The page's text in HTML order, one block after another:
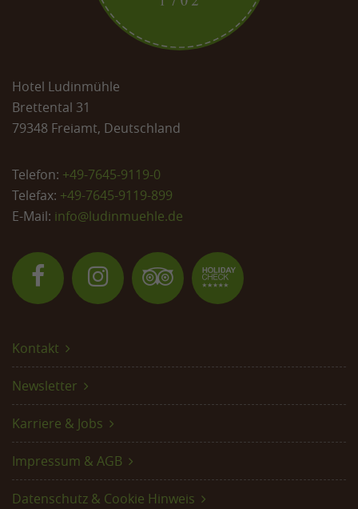
Hotel Ludinmühle
Brettental 31
79348 Freiamt, Deutschland
Telefon: +49-7645-9119-0
Telefax: +49-7645-9119-899
E-Mail: info@ludinmuehle.de
Kontakt
Newsletter
Karriere & Jobs
Impressum & AGB
Datenschutz & Cookie Hinweis